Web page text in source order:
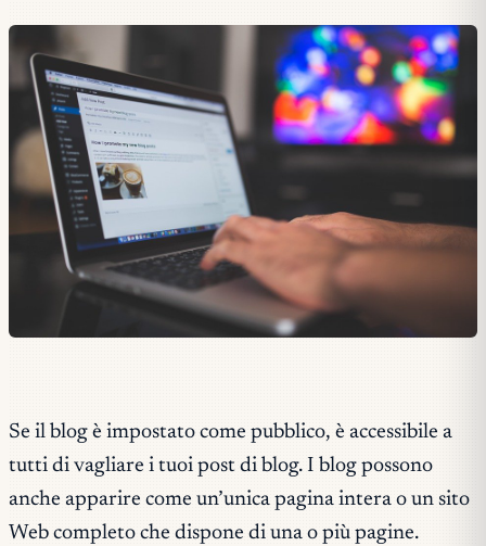
Se il blog è impostato come pubblico, è accessibile a
tutti di vagliare i tuoi post di blog. I blog possono
anche apparire come un’unica pagina intera o un sito
Web completo che dispone di una o più pagine.